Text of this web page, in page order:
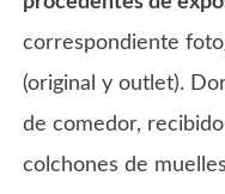
correspondiente
(original y outlet).
de comedor,
colchones de